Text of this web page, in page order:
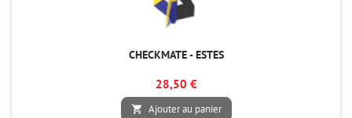
CHECKMATE - ESTES
28,50 €
 Ajouter au panier